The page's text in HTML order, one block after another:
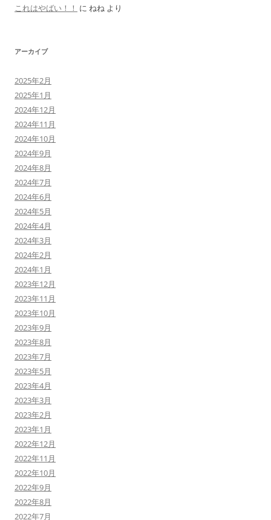
これはやばい！！ に ねね より
アーカイブ
2025年2月
2025年1月
2024年12月
2024年11月
2024年10月
2024年9月
2024年8月
2024年7月
2024年6月
2024年5月
2024年4月
2024年3月
2024年2月
2024年1月
2023年12月
2023年11月
2023年10月
2023年9月
2023年8月
2023年7月
2023年5月
2023年4月
2023年3月
2023年2月
2023年1月
2022年12月
2022年11月
2022年10月
2022年9月
2022年8月
2022年7月